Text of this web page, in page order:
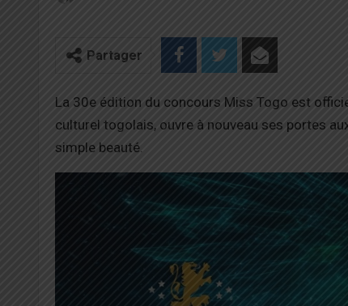
Partager
La 30e édition du concours Miss Togo est
culturel togolais, ouvre à nouveau ses portes
simple beauté.